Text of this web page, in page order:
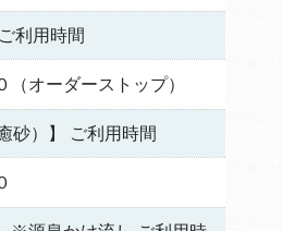
利用時間
（オーダーストップ）
砂）】 ご利用時間